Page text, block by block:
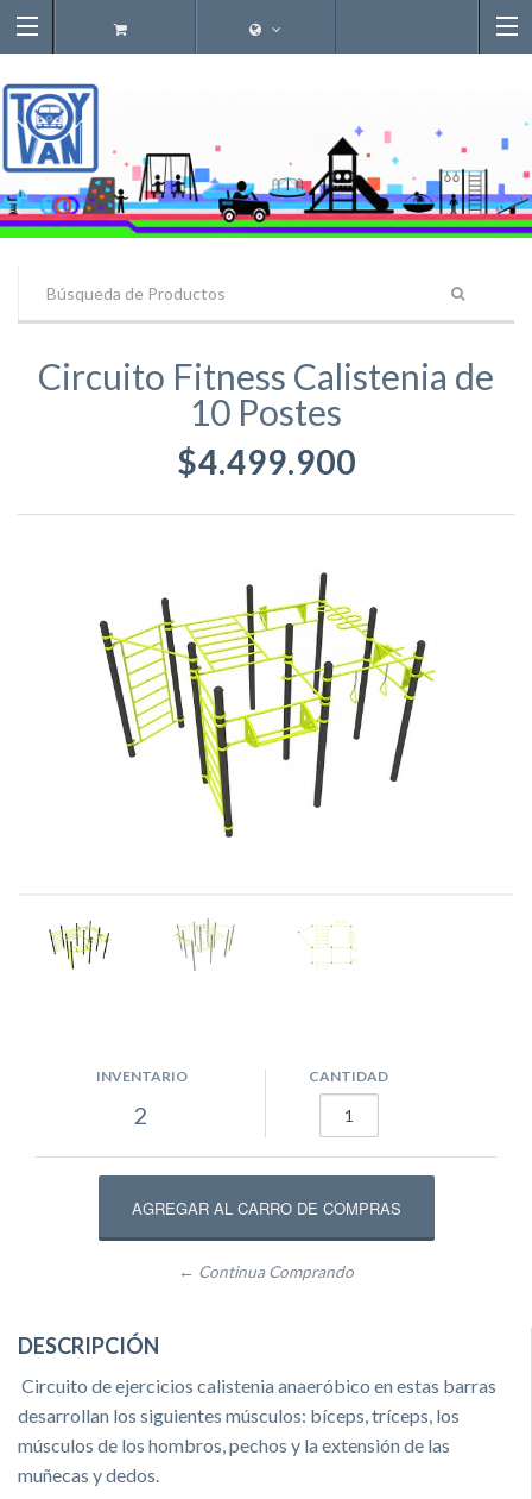
Circuito Fitness Calistenia de
10 Postes
$4.499.900
INVENTARIO
2
CANTIDAD
← Continua Comprando
DESCRIPCIÓN
Circuito de ejercicios calistenia anaeróbico en estas barras
desarrollan los siguientes músculos: bíceps, tríceps, los
músculos de los hombros, pechos y la extensión de las
muñecas y dedos.